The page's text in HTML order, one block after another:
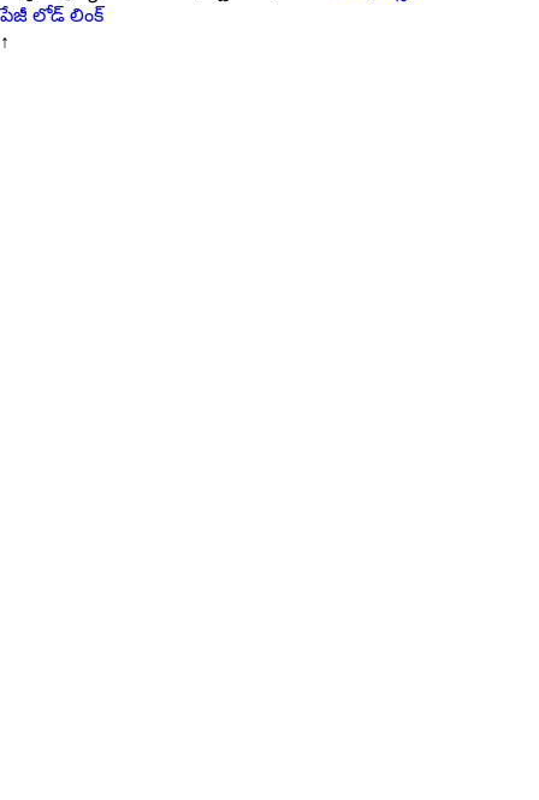
పేజీ లోడ్ లింక్
↑